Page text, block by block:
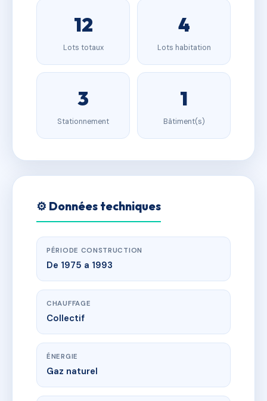
12
Lots totaux
4
Lots habitation
3
Stationnement
1
Bâtiment(s)
⚙️ Données techniques
PÉRIODE CONSTRUCTION
De 1975 a 1993
CHAUFFAGE
Collectif
ÉNERGIE
Gaz naturel